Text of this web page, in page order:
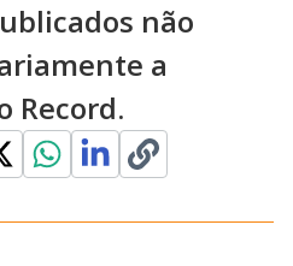
não
a
Record.